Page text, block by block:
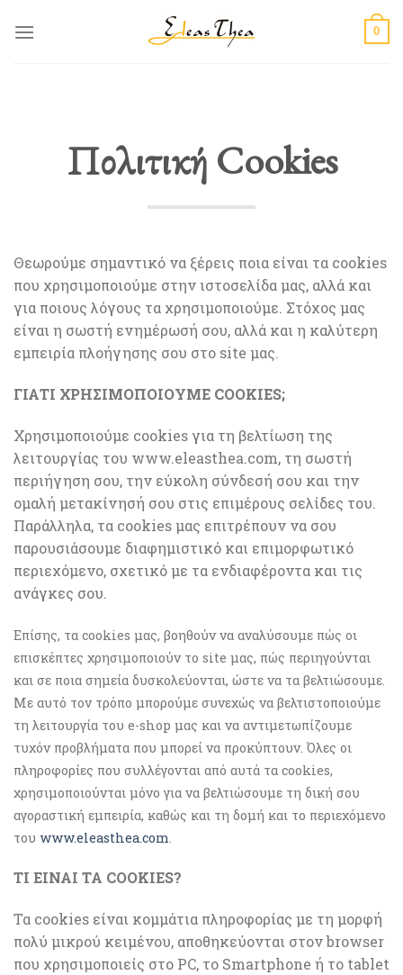
0
Πολιτική Cookies
Θεωρούμε σημαντικό να ξέρεις ποια είναι τα cookies
που χρησιμοποιούμε στην ιστοσελίδα μας, αλλά και
για ποιους λόγους τα χρησιμοποιούμε. Στόχος μας
είναι η σωστή ενημέρωσή σου, αλλά και η καλύτερη
εμπειρία πλοήγησης σου στο site μας.
ΓΙΑΤΙ ΧΡΗΣΙΜΟΠΟΙΟΥΜΕ COOKIES;
Χρησιμοποιούμε cookies για τη βελτίωση της
λειτουργίας του www.eleasthea.com, τη σωστή
περιήγηση σου, την εύκολη σύνδεσή σου και την
ομαλή μετακίνησή σου στις επιμέρους σελίδες του.
Παράλληλα, τα cookies μας επιτρέπουν να σου
παρουσιάσουμε διαφημιστικό και επιμορφωτικό
περιεχόμενο, σχετικό με τα ενδιαφέροντα και τις
ανάγκες σου.
Επίσης, τα cookies μας, βοηθούν να αναλύσουμε πώς οι
επισκέπτες χρησιμοποιούν το site μας, πώς περιηγούνται
και σε ποια σημεία δυσκολεύονται, ώστε να τα βελτιώσουμε.
Με αυτό τον τρόπο μπορούμε συνεχώς να βελτιστοποιούμε
τη λειτουργία του e-shop μας και να αντιμετωπίζουμε
τυχόν προβλήματα που μπορεί να προκύπτουν. Όλες οι
πληροφορίες που συλλέγονται από αυτά τα cookies,
χρησιμοποιούνται μόνο για να βελτιώσουμε τη δική σου
αγοραστική εμπειρία, καθώς και τη δομή και το περιεχόμενο
του www.eleasthea.com
ΤΙ ΕΙΝΑΙ ΤΑ COOKIES?
Τα cookies είναι κομμάτια πληροφορίας με τη μορφή
πολύ μικρού κειμένου, αποθηκεύονται στον browser
που χρησιμοποιείς στο PC, το Smartphone ή το tablet